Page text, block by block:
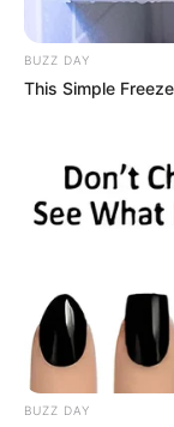
00:51 / 06
12
BUZZ DAY
This Simple
BUZZ DAY